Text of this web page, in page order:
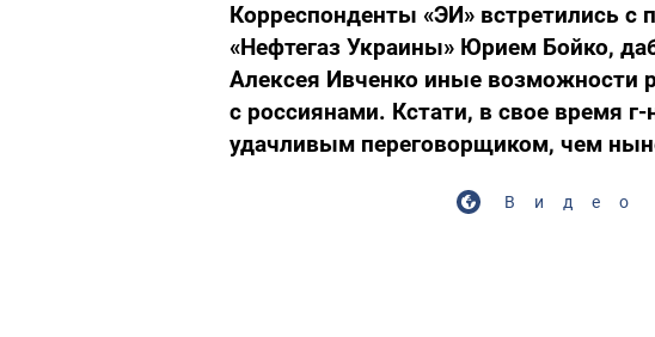
Корреспонденты «ЭИ» встретились
«Нефтегаз Украины» Юрием Бойко,
Алексея Ивченко иные возможности
с россиянами. Кстати, в свое время
удачливым переговорщиком, чем
Видео